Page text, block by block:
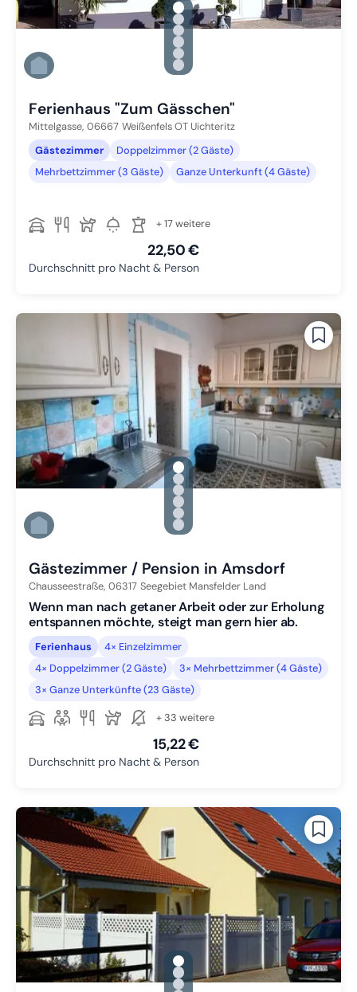
gallery.slide_selector
Zu Slide 1 wechseln
Zu Slide 2 wechseln
Zu Slide 3 wechseln
Zu Slide 4 wechseln
Zu Slide 5 wechseln
Zu Slide 6 wechseln
Ferienhaus "Zum Gässchen"
Mittelgasse, 06667 Weißenfels OT Uichteritz
Gästezimmer
Doppelzimmer (2 Gäste)
Mehrbettzimmer (3 Gäste)
Ganze Unterkunft (4 Gäste)
+ 17 weitere
22,50 €
Durchschnitt pro Nacht & Person
gallery.slide_selector
Zu Slide 1 wechseln
Zu Slide 2 wechseln
Zu Slide 3 wechseln
Zu Slide 4 wechseln
Zu Slide 5 wechseln
Zu Slide 6 wechseln
Gästezimmer / Pension in Amsdorf
Chausseestraße, 06317 Seegebiet Mansfelder Land
Wenn man nach getaner Arbeit oder zur Erholung
entspannen möchte, steigt man gern hier ab.
Ferienhaus
4× Einzelzimmer
4× Doppelzimmer (2 Gäste)
3× Mehrbettzimmer (4 Gäste)
3× Ganze Unterkünfte (23 Gäste)
+ 33 weitere
15,22 €
Durchschnitt pro Nacht & Person
gallery.slide_selector
Zu Slide 1 wechseln
Zu Slide 2 wechseln